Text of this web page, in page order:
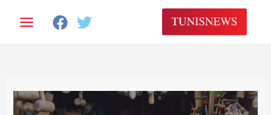
المحتوى